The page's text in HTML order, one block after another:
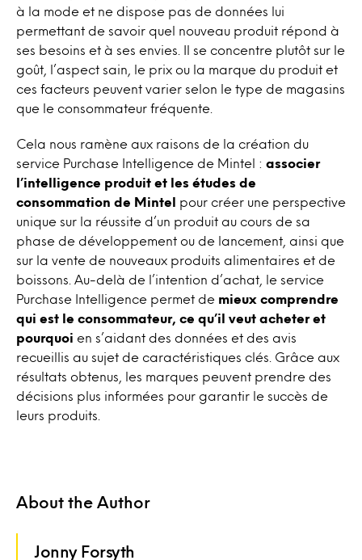
à la mode et ne dispose pas de données lui
permettant de savoir quel nouveau produit répond à
ses besoins et à ses envies. Il se concentre plutôt sur le
goût, l’aspect sain, le prix ou la marque du produit et
ces facteurs peuvent varier selon le type de magasins
que le consommateur fréquente.
Cela nous ramène aux raisons de la création du
service Purchase Intelligence de Mintel : associer
l’intelligence produit et les études de
consommation de Mintel
pour créer une perspective
unique sur la réussite d’un produit au cours de sa
phase de développement ou de lancement, ainsi que
sur la vente de nouveaux produits alimentaires et de
boissons. Au-delà de l’intention d’achat, le service
Purchase Intelligence permet de mieux comprendre
qui est le consommateur, ce qu’il veut acheter et
pourquoi en s’aidant des données et des avis
recueillis au sujet de caractéristiques clés. Grâce aux
résultats obtenus, les marques peuvent prendre des
décisions plus informées pour garantir le succès de
leurs produits.
About the Author
Jonny Forsyth